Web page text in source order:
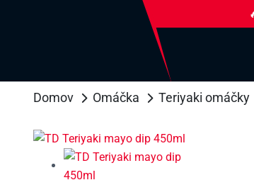
Domov Omáčka Teriyaki omáčky